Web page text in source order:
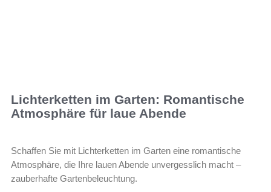
Lichterketten im Garten: Romantische
Atmosphäre für laue Abende
Schaffen Sie mit Lichterketten im Garten eine romantische
Atmosphäre, die Ihre lauen Abende unvergesslich macht –
zauberhafte Gartenbeleuchtung.